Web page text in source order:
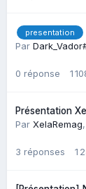
presentation
Par
0 réponse 1
Présentation
Par XelaRemag,
3 réponses 1